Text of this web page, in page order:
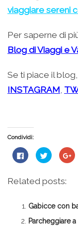
viaggiare sereni
Per saperne di
Blog di Viaggi e
Se ti piace il
INSTAGRAM
Condividi:
Fai
clic
su
Facebook
una
finestra)
Fai
clic
condividere
su
in
nuova
finestra)
Fai
clic
in
Related posts:
Gabicce con
Parcheggiare